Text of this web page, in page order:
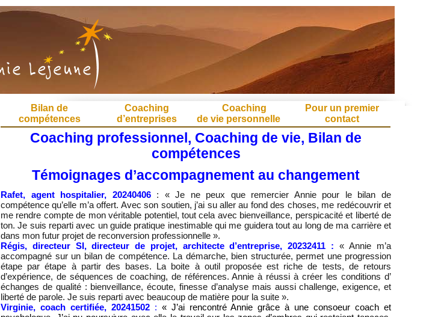
Bilan de
compétences
Coaching
d’entreprises
Coaching
de vie personnelle
Pour un premier
contact
Coaching professionnel, Coaching de vie, Bilan de
compétences
Témoignages d’accompagnement au changement
Rafet, agent hospitalier, 20240406: « Je ne peux que remercier Annie pour le bilan de
compétence qu’elle m’a offert. Avec son soutien, j’ai su aller au fond des choses, me redécouvrir et
me rendre compte de mon véritable potentiel, tout cela avec bienveillance, perspicacité et liberté de
ton. Je suis reparti avec un guide pratique inestimable qui me guidera tout au long de ma carrière et
dans mon futur projet de reconversion professionnelle ».
Régis, directeur SI, directeur de projet, architecte d’entreprise, 20232411 : « Annie m’a
accompagné sur un bilan de compétence. La démarche, bien structurée, permet une progression
étape par étape à partir des bases. La boite à outil proposée est riche de tests, de retours
d’expérience, de séquences de coaching, de références. Annie à réussi à créer les conditions d’
échanges de qualité : bienveillance, écoute, finesse d’analyse mais aussi challenge, exigence, et
liberté de parole. Je suis reparti avec beaucoup de matière pour la suite ».
Virginie, coach certifiée, 20241502: « J’ai rencontré Annie grâce à une consoeur coach et